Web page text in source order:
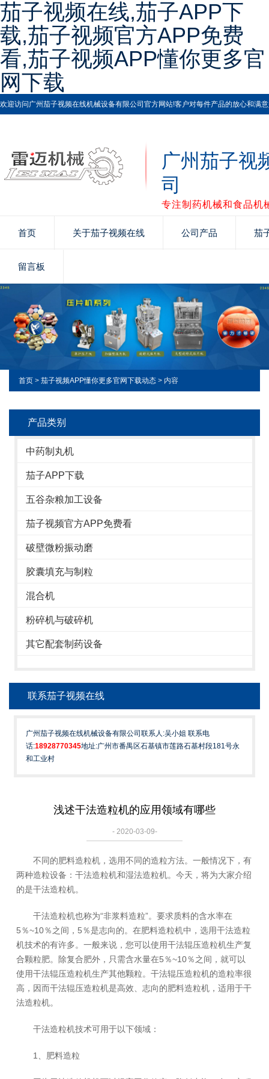
茄子视频在线,茄子APP下
载,茄子视频官方APP免费
看,茄子视频APP懂你更多官
网下载
欢迎访问广州茄子视频在线机械设备有限公司官方网站!客户对每件产品的放心和满意
广州茄子视
司
专注制药机械和食品机
首页 关于茄子视频在线 公司产品 茄
留言板
首页 > 茄子视频APP懂你更多官网下载动态 > 内容
产品类别
中药制丸机
茄子APP下载
五谷杂粮加工设备
茄子视频官方APP免费看
破壁微粉振动磨
胶囊填充与制粒
混合机
粉碎机与破碎机
其它配套制药设备
联系茄子视频在线
广州茄子视频在线机械设备有限公司联系人:吴小姐 联系电
话:18928770345地址:广州市番禺区石基镇市莲路石基村段181号永
和工业村
浅述干法造粒机的应用领域有哪些
- 2020-03-09-
不同的肥料造粒机，选用不同的造粒方法。一般情况下，有
两种造粒设备：干法造粒机和湿法造粒机。今天，将为大家介绍
的是干法造粒机。
干法造粒机也称为“非浆料造粒”。要求质料的含水率在
5％~10％之间，5％是志向的。在肥料造粒机中，选用干法造粒
机技术的有许多。一般来说，您可以使用干法辊压造粒机生产复
合颗粒肥。除复合肥外，只需含水量在5％~10％之间，就可以
使用干法辊压造粒机生产其他颗粒。干法辊压造粒机的造粒率很
高，因而干法辊压造粒机是高效、志向的肥料造粒机，适用于干
法造粒机。
干法造粒机技术可用于以下领域：
1、肥料造粒